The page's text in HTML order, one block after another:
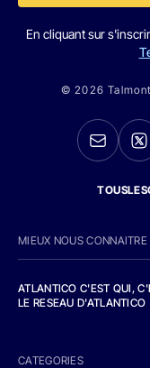
En cliquant sur
© 2026
MIEUX NOUS CONNAITRE
ATLANTICO C'EST QUI,
LE RESEAU D'ATLANTICO
CATEGORIES